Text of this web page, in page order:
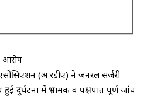
आरोप
(आरडीए) ने जनरल सर्जरी
दुर्घटना में भ्रामक व पक्षपात पूर्ण जांच